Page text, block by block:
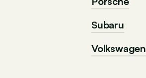
Subaru
Volkswagen